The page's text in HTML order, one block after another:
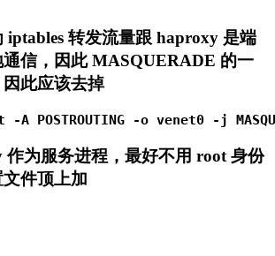
iptables 转发流量跟 haproxy 是端
通信，因此 MASQUERADE 的一
此应该去掉
-o venet0 -j
作为服务进程，最好不用 root 身份
件顶上加